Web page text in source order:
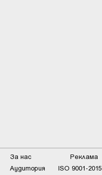
За нас
Реклама
Аудитория
ISO 9001-2015